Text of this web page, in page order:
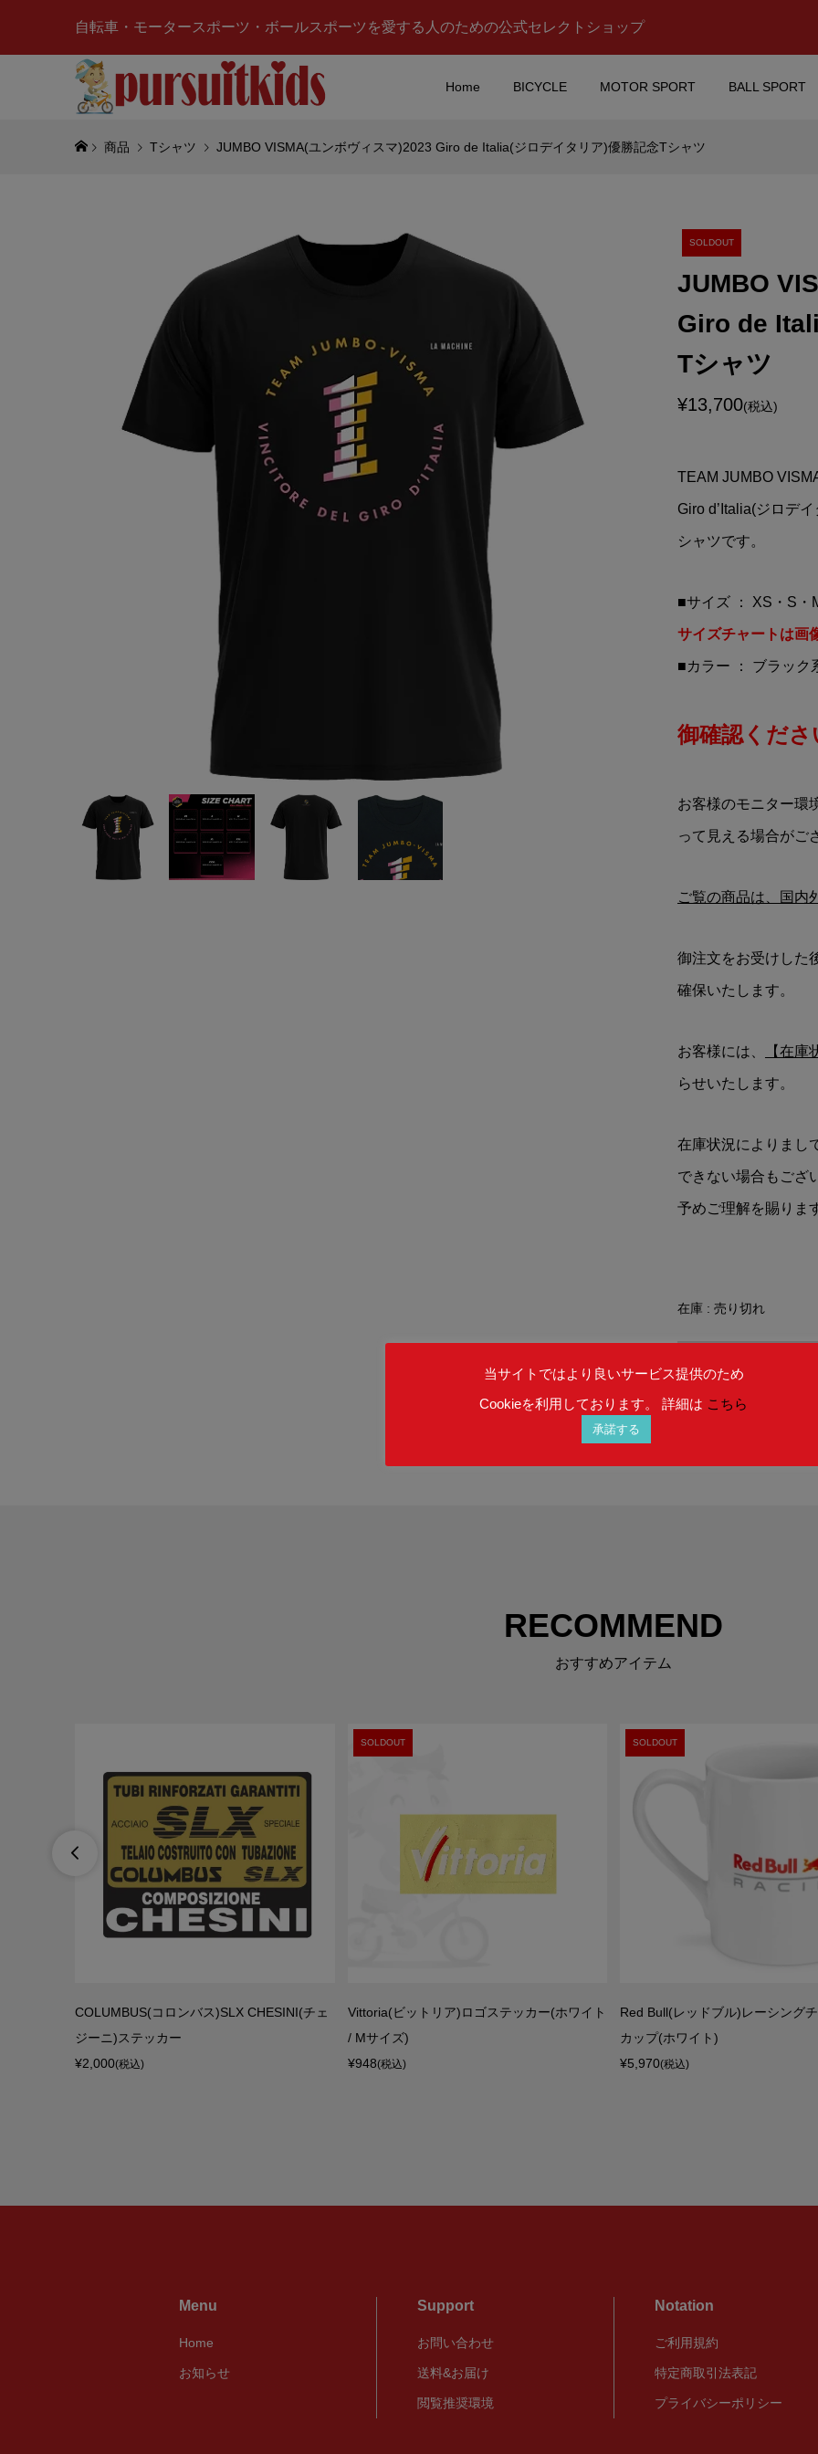
自転車・モータースポーツ・ボールスポーツを愛する人のための公式セレクトショップ
Home BICYCLE MOTOR SPORT BALL SPORT
(税込) (税込)
デザイン/W4.8/H2.3)
(税込)
Valentino Rossi(バレン
ーノロッシ)iPhoneカバ
¥7,980(税込)
alpinestars(アルパインスタ
ーズ)ロゴステッカー(Aデザ
イン/ホワイト/ブラックア...
(税込)
ウオッチ(41mm)
商品 Tシャツ JUMBO VISMA(ユンボヴィスマ)2023 Giro de Italia(ジロデイタリア)優勝記念Tシャツ
SOLDOUT
JUMBO
Giro de
Tシャツ
¥13,700(税込)
TEAM JUMBO
Giro d’Italia(ジロデ
シャツです。
■サイズ ： XS・S・
サイズチャートは画
■カラー ： ブラック
御確認くだ
お客様のモニター環
って見える場合がご
ご覧の商品は、国内
御注文をお受けした
確保いたします。
お客様には、 【在庫
らせいたします。
在庫状況によりまし
できない場合もござ
予めご理解を賜りま
在庫 : 売り切れ
RECOMMEND
おすすめアイテム

COLUMBUS(コロンバス)SLX CHESINI(チェ
ジーニ)ステッカー
¥2,000(税込)
SOLDOUT
Vittoria(ビットリア)ロゴステッカー(ホワイト
/ Mサイズ)
¥948(税込)
SOLDOUT
Red Bull(レッドブル)レーシング
カップ(ホワイト)
¥5,970(税込)
Menu
Home
お知らせ
Support
お問い合わせ
送料&お届け
閲覧推奨環境
Notation
ご利用規約
特定商取引法表記
プライバシーポリシー
当サイトではより良いサービス提供のため
Cookieを利用しております。 詳細は こちら
承諾する